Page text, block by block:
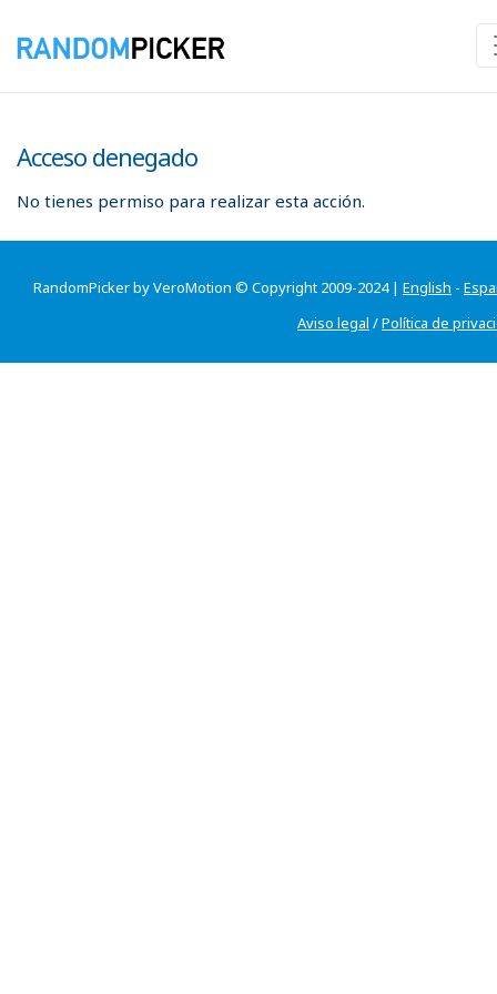
Acceso denegado
No tienes permiso para realizar esta acción.
RandomPicker by VeroMotion © Copyright 2009-2024 | English -
Aviso legal /Política de